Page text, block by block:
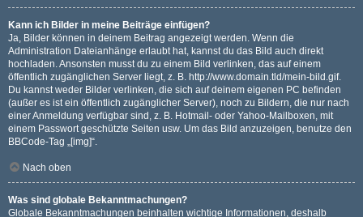
Kann ich Bilder in meine Beiträge einfügen?
Ja, Bilder können in deinem Beitrag angezeigt werden. Wenn die
Administration Dateianhänge erlaubt hat, kannst du das Bild auch direkt
hochladen. Ansonsten musst du zu einem Bild verlinken, das auf einem
öffentlich zugänglichen Server liegt, z. B. http://www.domain.tld/mein-bild.gif.
Du kannst weder Bilder verlinken, die sich auf deinem eigenen PC befinden
(außer es ist ein öffentlich zugänglicher Server), noch zu Bildern, die nur nach
einer Anmeldung verfügbar sind, z. B. Hotmail- oder Yahoo-Mailboxen, mit
einem Passwort geschützte Seiten usw. Um das Bild anzuzeigen, benutze den
BBCode-Tag „[img]“.
Nach oben
Was sind globale Bekanntmachungen?
Globale Bekanntmachungen beinhalten wichtige Informationen, deshalb